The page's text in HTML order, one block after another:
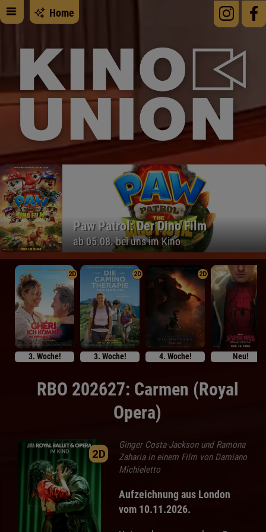
Home
Paw Patrol: Der Dino Film
ab 05.08. bei uns im Kino
2D
3. Woche!
2D
3. Woche!
2D
4. Woche! Neu!
RBO 202627: Carmen (Royal
Opera)
2D
Ginger Costa-Jackson und Ramona
Zaharia in einem Film von Damiano
Michieletto
Aufzeichnung aus London
vom 10.11.2026.